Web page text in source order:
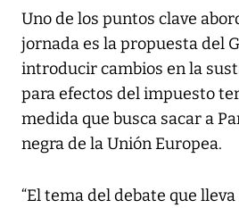
Uno de los puntos clave
jornada es la propuesta del
introducir cambios en la
para efectos del impuesto
medida que busca sacar a
negra de la Unión Europea.
“El tema del debate que lleva